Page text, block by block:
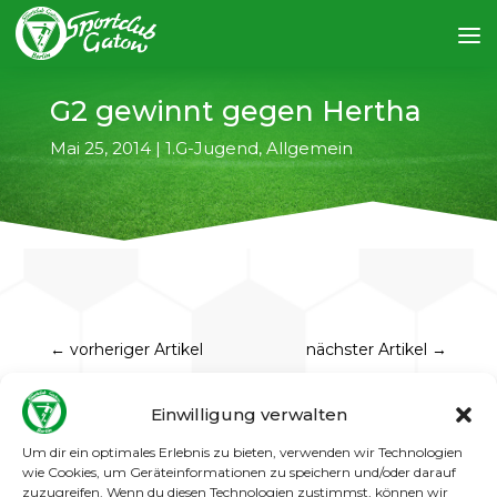
Einwilligung verwalten
Um dir ein optimales Erlebnis zu bieten, verwenden wir Technologien
wie Cookies, um Geräteinformationen zu speichern und/oder darauf
zuzugreifen. Wenn du diesen Technologien zustimmst, können wir
G2 gewinnt gegen Hertha
Mai 25, 2014| 1.G-Jugend,Allgemein
← vorheriger Artikel nächster Artikel →
Nach dem 3:1-Erfolg in der Vorwoche gegen
Inter nun der Sieg gegen Hertha.
war nicht Inter Mailand, sondern Internationale
Berlin und auch nicht Hertha BSC, sondern